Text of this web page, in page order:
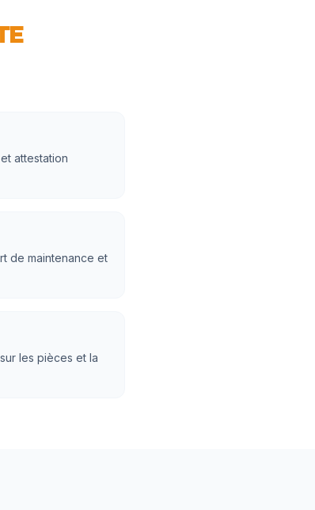
attestation
de maintenance et
les pièces et la